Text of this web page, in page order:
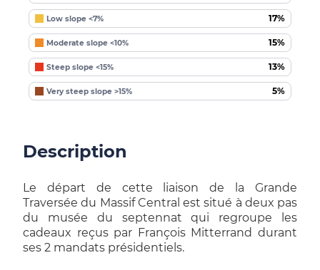
Low slope <7% 17%
Moderate slope <10% 15%
Steep slope <15% 13%
Very steep slope >15% 5%
Description
Le départ de cette liaison de la Grande
Traversée du Massif Central est situé à deux pas
du musée du septennat qui regroupe les
cadeaux reçus par François Mitterrand durant
ses 2 mandats présidentiels.